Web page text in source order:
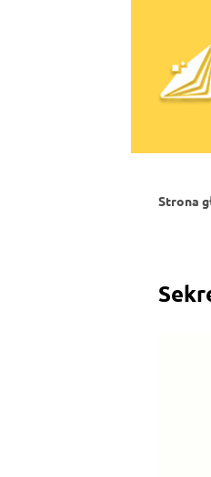
Strona